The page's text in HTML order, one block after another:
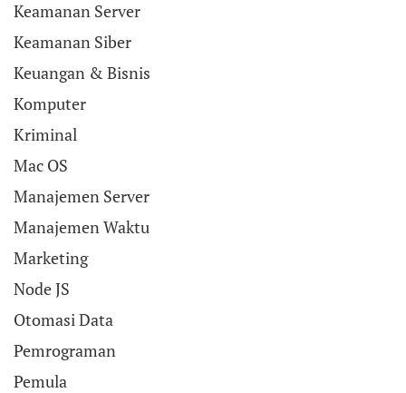
Keamanan Server
Keamanan Siber
Keuangan & Bisnis
Komputer
Kriminal
Mac OS
Manajemen Server
Manajemen Waktu
Marketing
Node JS
Otomasi Data
Pemrograman
Pemula